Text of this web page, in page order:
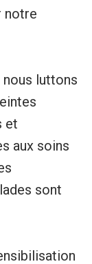
notre
luttons
et
aux soins
sont